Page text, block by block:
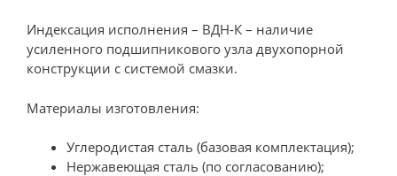
Индексация исполнения – ВДН-К – наличие
усиленного подшипникового узла двухопорной
конструкции с системой смазки.
Материалы изготовления:
Углеродистая сталь (базовая комплектация);
Нержавеющая сталь (по согласованию);